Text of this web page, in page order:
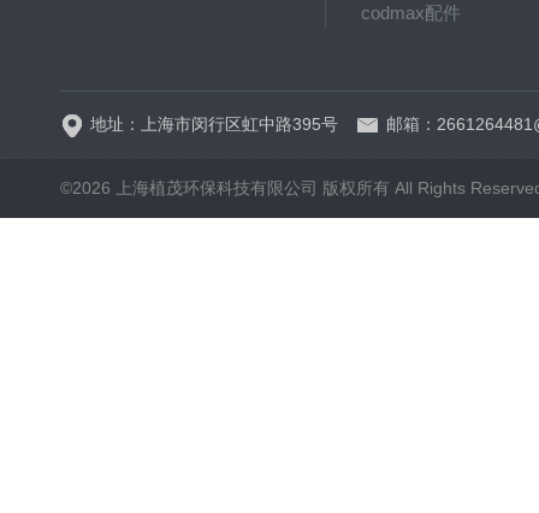
codmax配件
地址：上海市闵行区虹中路395号 邮箱：
©2026 上海植茂环保科技有限公司 版权所有 All Rights